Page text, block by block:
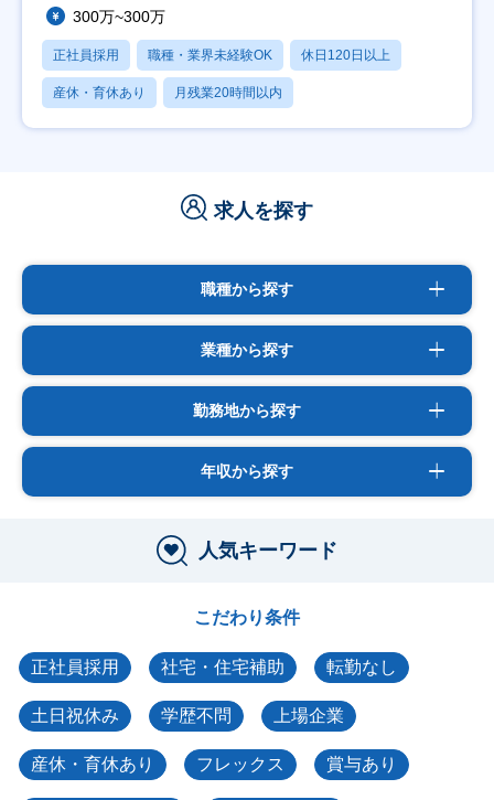
300万~300万
正社員採用 職種・業界未経験OK 休日120日以上
産休・育休あり 月残業20時間以内
求人を探す
職種から探す
業種から探す
勤務地から探す
年収から探す
人気キーワード
こだわり条件
正社員採用 社宅・住宅補助 転勤なし
土日祝休み 学歴不問 上場企業
産休・育休あり フレックス 賞与あり